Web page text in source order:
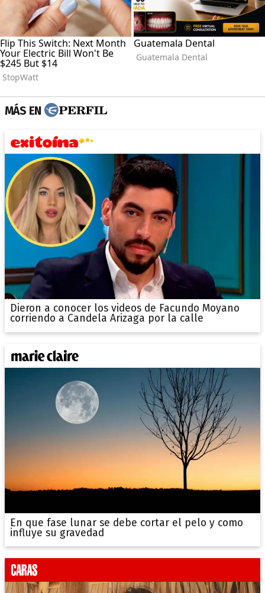
MÁS EN
Dieron a conocer los videos de Facundo Moyano
corriendo a Candela Arizaga por la calle
En que fase lunar se debe cortar el pelo y como
influye su gravedad